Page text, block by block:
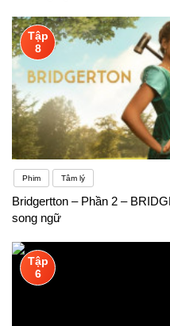
Tập
8
Phim Tâm lý
Bridgertton – Phần 2 –
song ngữ
Tập
6